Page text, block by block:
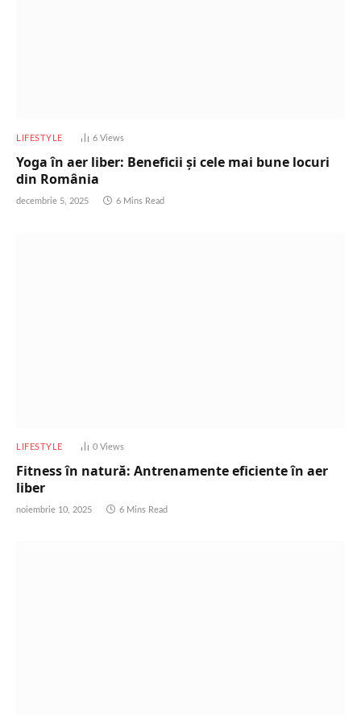
LIFESTYLE 6 Views
Yoga în aer liber: Beneficii și cele mai bune locuri
din România
decembrie 5, 2025 6 Mins Read
LIFESTYLE 0 Views
Fitness în natură: Antrenamente eficiente în aer
liber
noiembrie 10, 2025 6 Mins Read